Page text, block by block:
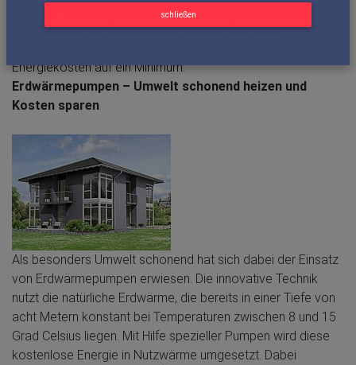
schließen
auch der Geldbeutel: Die Wärme dämmenden Eigenschaften
von Holz und der Einsatz regenerativer Energien,
Energiekosten auf ein Minimum.
Erdwärmepumpen – Umwelt schonend heizen und
Kosten sparen
Als besonders Umwelt schonend hat sich dabei der Einsatz
von Erdwärmepumpen erwiesen. Die innovative Technik
nutzt die natürliche Erdwärme, die bereits in einer Tiefe von
acht Metern konstant bei Temperaturen zwischen 8 und 15
Grad Celsius liegen. Mit Hilfe spezieller Pumpen wird diese
kostenlose Energie in Nutzwärme umgesetzt. Dabei